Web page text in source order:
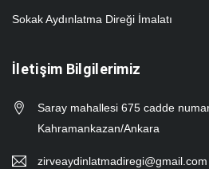
Sokak Aydınlatma Direği İmalatı
İletişim Bilgilerimiz
Saray mahallesi 675 cadde
Kahramankazan/Ankara
zirveaydinlatmadiregi@gmail.com